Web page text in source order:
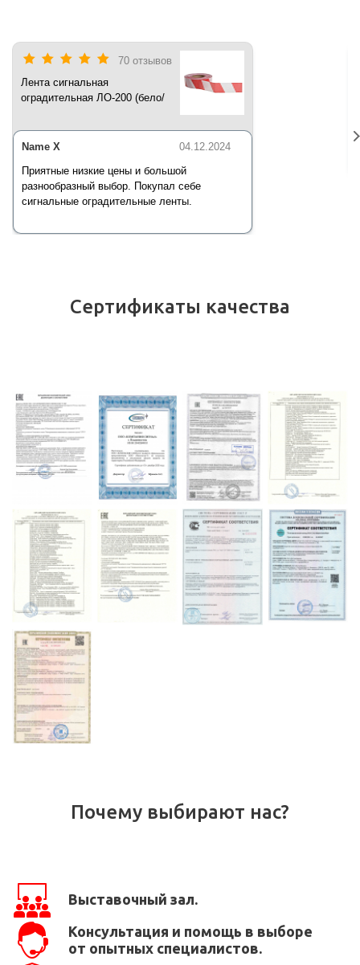
70 отзывов
Лента сигнальная
оградительная ЛО-200 (бело/
04.12.2024
Name X
Приятные низкие цены и большой
разнообразный выбор. Покупал себе
сигнальные оградительные ленты.
Сертификаты качества
Почему выбирают нас?
Выставочный зал.
Консультация и помощь в выборе
от опытных специалистов.